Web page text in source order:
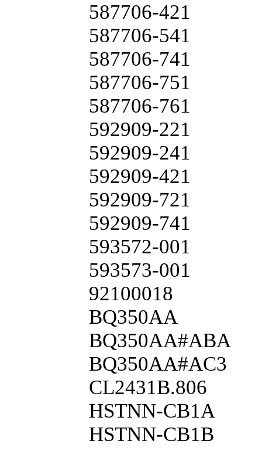
587706-421
587706-541
587706-741
587706-751
587706-761
592909-221
592909-241
592909-421
592909-721
592909-741
593572-001
593573-001
92100018
BQ350AA
BQ350AA#ABA
BQ350AA#AC3
CL2431B.806
HSTNN-CB1A
HSTNN-CB1B